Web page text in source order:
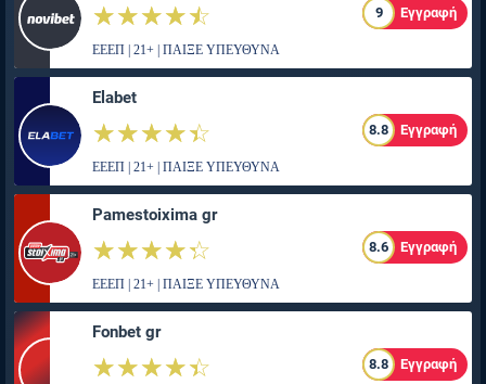
☆☆☆☆☆
★★★★★ 9 Εγγραφή
ΕΕΕΠ | 21+ | ΠΑΙΞΕ ΥΠΕΥΘΥΝΑ
Elabet
☆☆☆☆☆
★★★★★ 8.8 Εγγραφή
ΕΕΕΠ | 21+ | ΠΑΙΞΕ ΥΠΕΥΘΥΝΑ
Pamestoixima gr
☆☆☆☆☆
★★★★★ 8.6 Εγγραφή
ΕΕΕΠ | 21+ | ΠΑΙΞΕ ΥΠΕΥΘΥΝΑ
Fonbet gr
☆☆☆☆☆
★★★★★ 8.8 Εγγραφή